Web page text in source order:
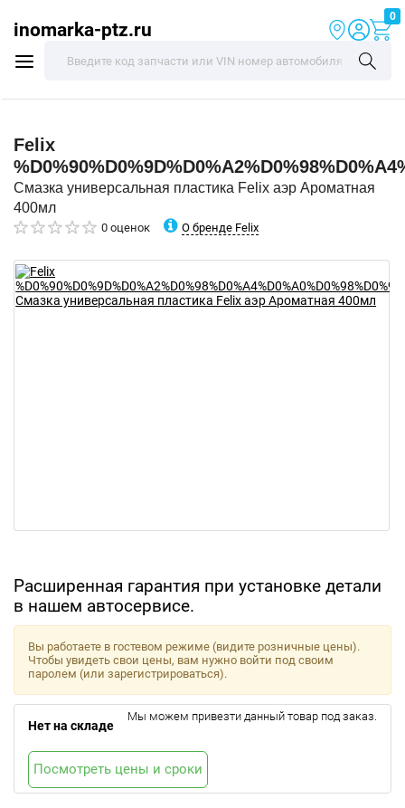
inomarka-ptz.ru
0
Felix
Смазка универсальная пластика Felix аэр Ароматная
400мл
0 оценок О бренде Felix
Расширенная гарантия при установке детали
в нашем автосервисе.
Вы работаете в гостевом режиме (видите розничные цены).
Чтобы увидеть свои цены, вам нужно войти под своим
паролем (или зарегистрироваться).
Нет на складе
Мы можем привезти данный товар под заказ.
Посмотреть цены и сроки